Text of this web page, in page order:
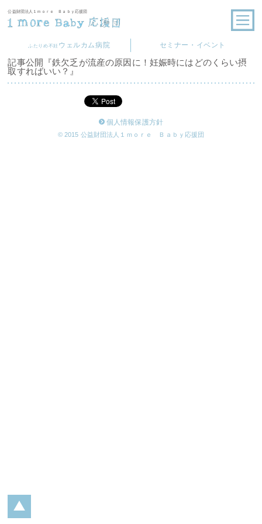
公益財団法人１ｍｏｒｅ Ｂａｂｙ応援団
ふたりめ不妊 ウェルカム病院 セミナー・イベント
記事公開『鉄欠乏が流産の原因に！妊娠時にはどのくらい摂
取すればいい？』
個人情報保護方針
© 2015 公益財団法人１ｍｏｒｅ Ｂａｂｙ応援団